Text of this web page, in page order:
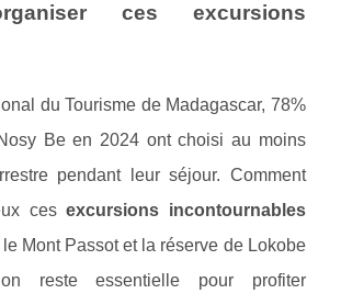
ces excursions
du Tourisme de Madagascar, 78%
Be en 2024 ont choisi au moins
pendant leur séjour. Comment
cesexcursions incontournables
Mont Passot et la réserve de Lokobe
reste essentielle pour profiter